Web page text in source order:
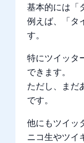
基本的には「
例えば、「タ
す。
特にツイッタ
できます。
ただし、まだ
です。
他にもツイッ
ニコ生やツイ